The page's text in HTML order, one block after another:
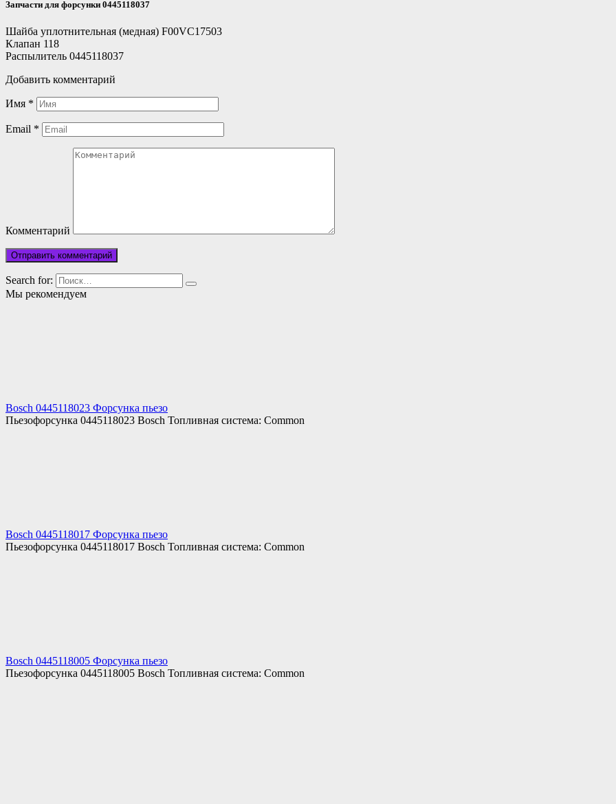
Запчасти для форсунки 0445118037
Шайба уплотнительная (медная) F00VC17503
Клапан 118
Распылитель 0445118037
Добавить комментарий
Имя *
Email *
Комментарий
Search for:
Мы рекомендуем
Bosch 0445118023 Форсунка пьезо
Пьезофорсунка 0445118023 Bosch Топливная система: Common
Bosch 0445118017 Форсунка пьезо
Пьезофорсунка 0445118017 Bosch Топливная система: Common
Bosch 0445118005 Форсунка пьезо
Пьезофорсунка 0445118005 Bosch Топливная система: Common